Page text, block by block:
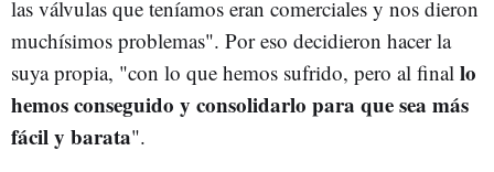
las válvulas que teníamos eran comerciales y nos dieron
muchísimos problemas". Por eso decidieron hacer la
suya propia, "con lo que hemos sufrido, pero al final lo
hemos conseguido y consolidarlo para que sea más
fácil y barata".